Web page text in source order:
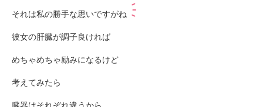
それは私の勝手な思いですがね
彼女の肝臓が調子良ければ
めちゃめちゃ励みになるけど
考えてみたら
臓器はそれぞれ違うから